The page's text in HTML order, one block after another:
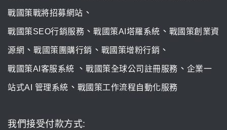
戰國策戰將招募網站 、
戰國策SEO行銷服務 、 戰國策AI塔羅系統 、 戰國策創業資
源網 、 戰國策團購行銷 、 戰國策增粉行銷 、
戰國策AI客服系統 、 戰國策全球公司註冊服務 、 企業一
站式AI 管理系統 、 戰國策工作流程自動化服務
我們接受付款方式: